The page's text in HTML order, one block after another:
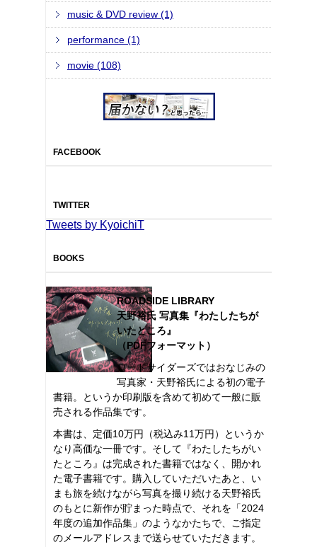
music & DVD review (1)
performance (1)
movie (108)
FACEBOOK
TWITTER
Tweets by KyoichiT
BOOKS
ROADSIDE LIBRARY
天野裕氏 写真集『わたしたちが
いたところ』
（PDFフォーマット）
ロードサイダーズではおなじみの
写真家・天野裕氏による初の電子
書籍。というか印刷版を含めて初めて一般に販
売される作品集です。
本書は、定価10万円（税込み11万円）というか
なり高価な一冊です。そして『わたしたちがい
たところ』は完成された書籍ではなく、開かれ
た電子書籍です。購入していただいたあと、い
まも旅を続けながら写真を撮り続ける天野裕氏
のもとに新作が貯まった時点で、それを「2024
年度の追加作品集」のようなかたちで、ご指定
のメールアドレスまで送らせていただきます。